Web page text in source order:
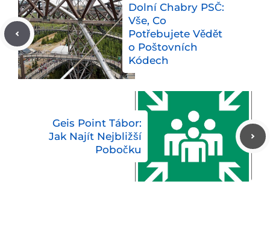
Dolní Chabry PSČ:
Vše, Co
Potřebujete Vědět
o Poštovních
Kódech
Geis Point Tábor:
Jak Najít Nejbližší
Pobočku